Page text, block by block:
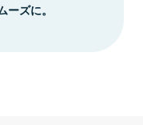
ズに。